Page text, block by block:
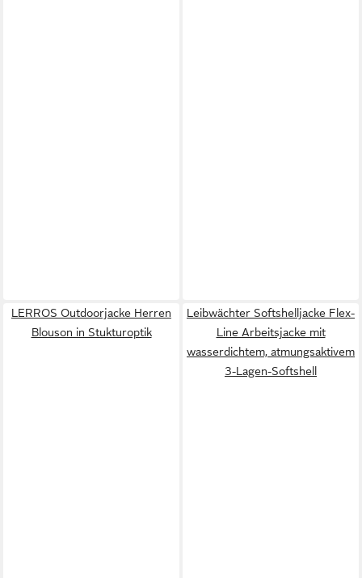
LERROS Outdoorjacke Herren
Blouson in Stukturoptik
Leibwächter Softshelljacke Flex-
Line Arbeitsjacke mit
wasserdichtem, atmungsaktivem
3-Lagen-Softshell